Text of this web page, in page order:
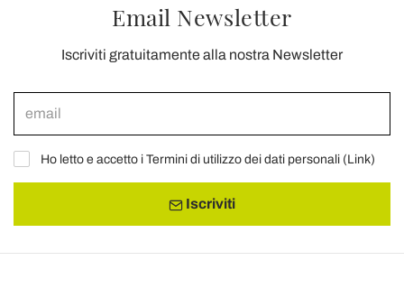
Email Newsletter
Iscriviti gratuitamente alla nostra Newsletter
Ho letto e accetto i Termini di utilizzo dei dati personali (Link)
Iscriviti